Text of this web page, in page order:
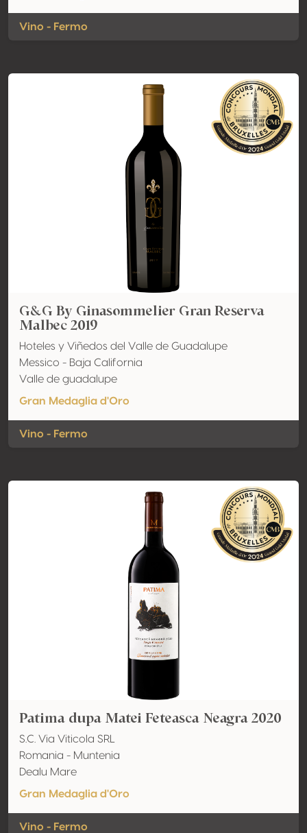
Vino - Fermo
G&G By Ginasommelier Gran Reserva
Malbec 2019
Hoteles y Viñedos del Valle de Guadalupe
Messico - Baja California
Valle de guadalupe
Gran Medaglia d'Oro
Vino - Fermo
Patima dupa Matei Feteasca Neagra 2020
S.C. Via Viticola SRL
Romania - Muntenia
Dealu Mare
Gran Medaglia d'Oro
Vino - Fermo